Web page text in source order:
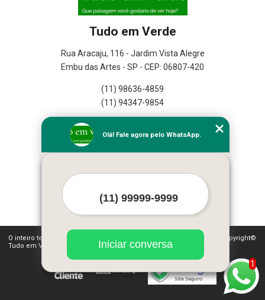
Tudo em Verde
Rua Aracaju, 116 - Jardim Vista Alegre
Embu das Artes - SP - CEP: 06807-420
(11) 98636-4859
(11) 94347-9854
Empresa
Missão
Mapa do site
Mais Serviços
O inteiro teor deste site está sujeito à proteção de direitos autorais. Copyright©
Tudo em Verde (Lei 9610 de 19/02/1998)
1
Olá! Fale agora pelo WhatsApp.
Iniciar conversa